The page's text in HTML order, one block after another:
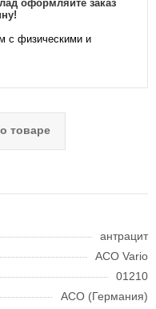
оформляйте заказ
с физическими и
товаре
антрацит
ACO Vario
01210
АСО (Германия)